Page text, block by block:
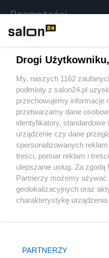
Rozmaitości
Sport
Społeczeństwo
Kultura
X Facebook
Drogi Użytkowniku,
My, naszych 1162
podmioty z salon24.pl
przechowujemy informacje
przetwarzamy dane
identyfikatory, standardowe
urządzenie czy dane
spersonalizowanych
treści, pomiar reklam i
ulepszanie usług. Za
Partnerzy możemy używać
geolokalizacyjnych oraz
charakterystykę
zmienić/wycofać klikając
PARTNERZY